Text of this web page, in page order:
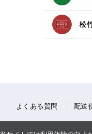
松
よくある質問 配送